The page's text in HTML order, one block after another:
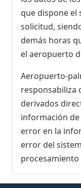
que dispone el
solicitud,
demás horas
el aeropuerto
Aeropuerto-
responsabiliza
derivados
información
error en la
error del
procesamiento